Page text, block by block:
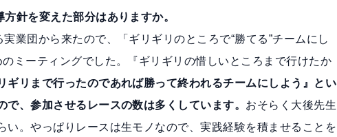
針を変えた部分はありますか。
業団から来たので、「ギリギリのところで“勝てる”チームにし
ミーティングでした。『ギリギリの惜しいところまで行けたか
ギリまで行ったのであれば勝って終われるチームにしよう』とい
で、参加させるレースの数は多くしています。 おそらく大後先生
い。やっぱりレースは生モノなので、実践経験を積ませることを